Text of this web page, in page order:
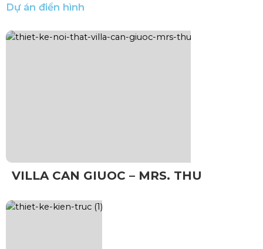
Dự án điển hình
VILLA CAN GIUOC – MRS. THU